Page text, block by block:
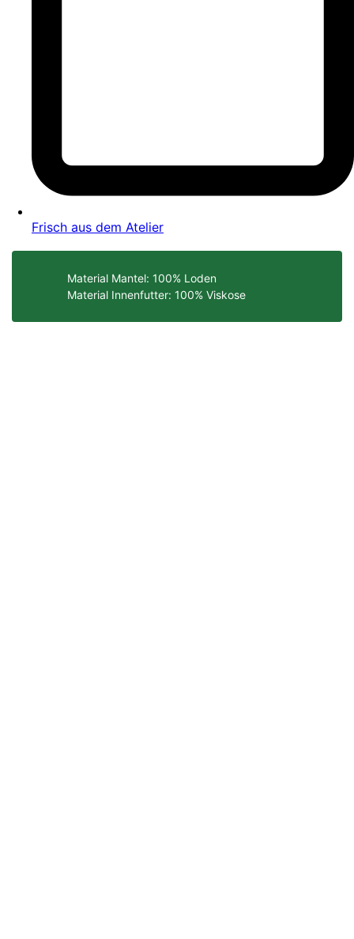
Frisch aus dem Atelier
Material Mantel: 100% Loden
Material Innenfutter: 100% Viskose